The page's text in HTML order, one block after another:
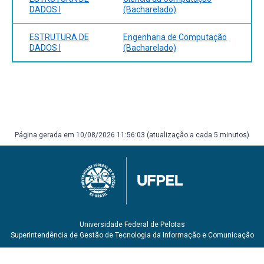
DADOS I
(Bacharelado)
ESTRUTURA DE
DADOS I
Engenharia de Computação
(Bacharelado)
Página gerada em 10/08/2026 11:56:03 (atualização a cada 5 minutos)
Universidade Federal de Pelotas
Superintendência de Gestão de Tecnologia da Informação e Comunicação